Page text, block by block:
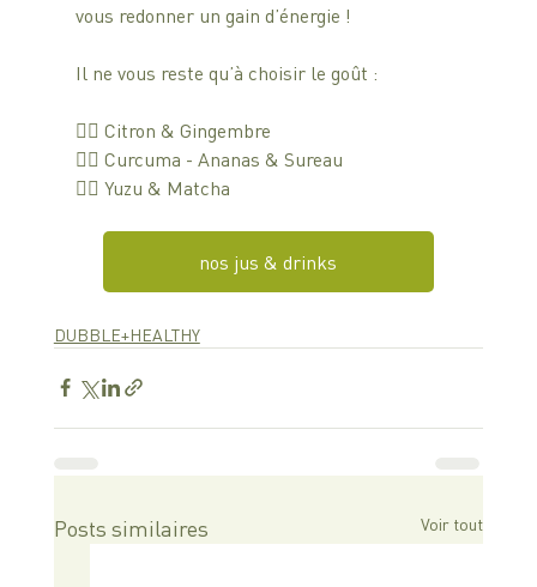
vous redonner un gain d’énergie !
Il ne vous reste qu’à choisir le goût :
👉🏼 Citron & Gingembre
👉🏼 Curcuma - Ananas & Sureau
👉🏼 Yuzu & Matcha
nos jus & drinks
DUBBLE+HEALTHY
Posts similaires Voir tout